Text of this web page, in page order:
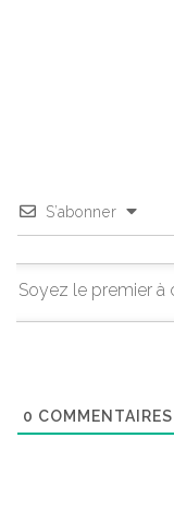
S’abonner
0 COMMENTAIRES